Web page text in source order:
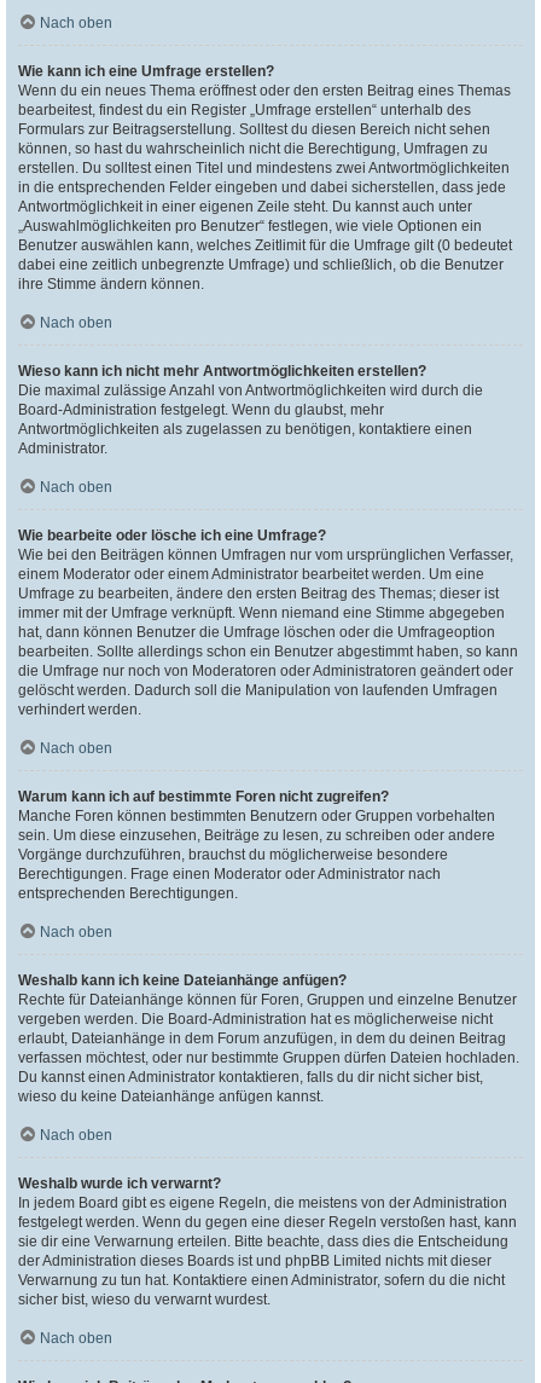
Nach oben
Wie kann ich eine Umfrage erstellen?
Wenn du ein neues Thema eröffnest oder den ersten Beitrag eines Themas
bearbeitest, findest du ein Register „Umfrage erstellen“ unterhalb des
Formulars zur Beitragserstellung. Solltest du diesen Bereich nicht sehen
können, so hast du wahrscheinlich nicht die Berechtigung, Umfragen zu
erstellen. Du solltest einen Titel und mindestens zwei Antwortmöglichkeiten
in die entsprechenden Felder eingeben und dabei sicherstellen, dass jede
Antwortmöglichkeit in einer eigenen Zeile steht. Du kannst auch unter
„Auswahlmöglichkeiten pro Benutzer“ festlegen, wie viele Optionen ein
Benutzer auswählen kann, welches Zeitlimit für die Umfrage gilt (0 bedeutet
dabei eine zeitlich unbegrenzte Umfrage) und schließlich, ob die Benutzer
ihre Stimme ändern können.
Nach oben
Wieso kann ich nicht mehr Antwortmöglichkeiten erstellen?
Die maximal zulässige Anzahl von Antwortmöglichkeiten wird durch die
Board-Administration festgelegt. Wenn du glaubst, mehr
Antwortmöglichkeiten als zugelassen zu benötigen, kontaktiere einen
Administrator.
Nach oben
Wie bearbeite oder lösche ich eine Umfrage?
Wie bei den Beiträgen können Umfragen nur vom ursprünglichen Verfasser,
einem Moderator oder einem Administrator bearbeitet werden. Um eine
Umfrage zu bearbeiten, ändere den ersten Beitrag des Themas; dieser ist
immer mit der Umfrage verknüpft. Wenn niemand eine Stimme abgegeben
hat, dann können Benutzer die Umfrage löschen oder die Umfrageoption
bearbeiten. Sollte allerdings schon ein Benutzer abgestimmt haben, so kann
die Umfrage nur noch von Moderatoren oder Administratoren geändert oder
gelöscht werden. Dadurch soll die Manipulation von laufenden Umfragen
verhindert werden.
Nach oben
Warum kann ich auf bestimmte Foren nicht zugreifen?
Manche Foren können bestimmten Benutzern oder Gruppen vorbehalten
sein. Um diese einzusehen, Beiträge zu lesen, zu schreiben oder andere
Vorgänge durchzuführen, brauchst du möglicherweise besondere
Berechtigungen. Frage einen Moderator oder Administrator nach
entsprechenden Berechtigungen.
Nach oben
Weshalb kann ich keine Dateianhänge anfügen?
Rechte für Dateianhänge können für Foren, Gruppen und einzelne Benutzer
vergeben werden. Die Board-Administration hat es möglicherweise nicht
erlaubt, Dateianhänge in dem Forum anzufügen, in dem du deinen Beitrag
verfassen möchtest, oder nur bestimmte Gruppen dürfen Dateien hochladen.
Du kannst einen Administrator kontaktieren, falls du dir nicht sicher bist,
wieso du keine Dateianhänge anfügen kannst.
Nach oben
Weshalb wurde ich verwarnt?
In jedem Board gibt es eigene Regeln, die meistens von der Administration
festgelegt werden. Wenn du gegen eine dieser Regeln verstoßen hast, kann
sie dir eine Verwarnung erteilen. Bitte beachte, dass dies die Entscheidung
der Administration dieses Boards ist und phpBB Limited nichts mit dieser
Verwarnung zu tun hat. Kontaktiere einen Administrator, sofern du die nicht
sicher bist, wieso du verwarnt wurdest.
Nach oben